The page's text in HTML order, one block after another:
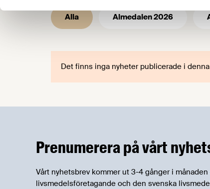
Alla Almedalen 2026
Det finns inga nyheter publicerade i
Prenumerera på vårt
Vårt nyhetsbrev kommer ut 3-4 gånger i
livsmedelsföretagande och den svenska